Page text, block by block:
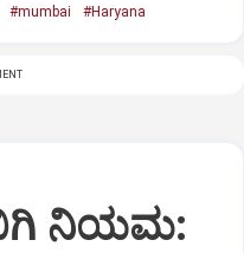
#mumbai #Haryana
ನಿಯಮ: